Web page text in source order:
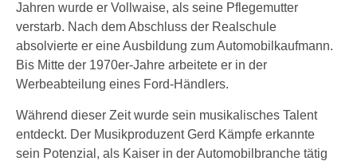
Jahren wurde er Vollwaise, als seine Pflegemutter
verstarb. Nach dem Abschluss der Realschule
absolvierte er eine Ausbildung zum Automobilkaufmann.
Bis Mitte der 1970er-Jahre arbeitete er in der
Werbeabteilung eines Ford-Händlers.
Während dieser Zeit wurde sein musikalisches Talent
entdeckt. Der Musikproduzent Gerd Kämpfe erkannte
sein Potenzial, als Kaiser in der Automobilbranche tätig